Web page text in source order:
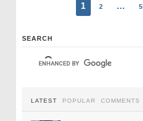
1 2 … 5
SEARCH
LATEST POPULAR COMMENTS